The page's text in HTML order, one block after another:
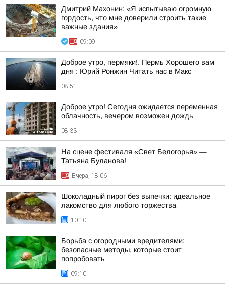
Дмитрий Махонин: «Я испытываю огромную
гордость, что мне доверили строить такие
важные здания»
09:09
Доброе утро, пермяки!. Пермь Хорошего вам
дня : Юрий Ронжин Читать нас в Макс
08:51
Доброе утро! Сегодня ожидается переменная
облачность, вечером возможен дождь
08:33
На сцене фестиваля «Свет Белогорья» —
Татьяна Буланова!
Вчера, 18:06
Шоколадный пирог без выпечки: идеальное
лакомство для любого торжества
10:10
Борьба с огородными вредителями:
безопасные методы, которые стоит
попробовать
09:10